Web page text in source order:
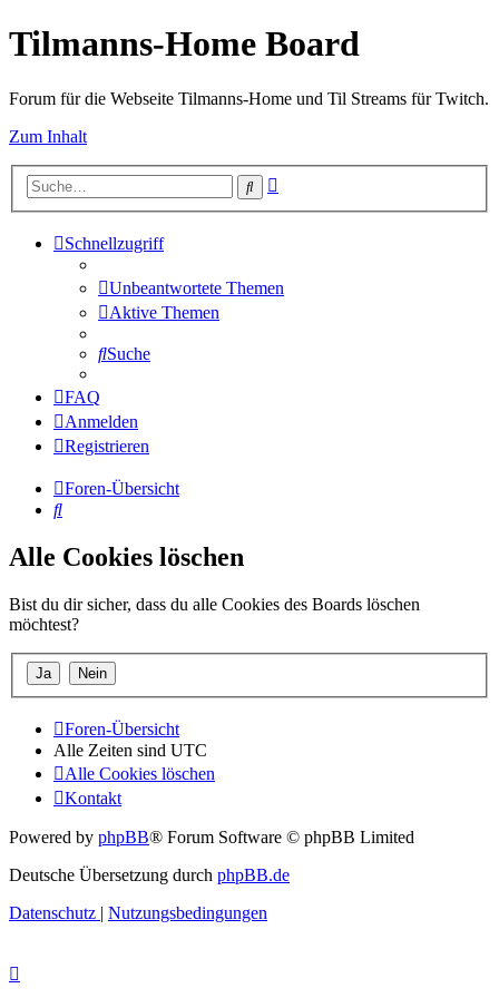
Tilmanns-Home Board
Forum für die Webseite Tilmanns-Home und Til Streams für Twitch.
Zum Inhalt
Suche
Schnellzugriff
Unbeantwortete Themen
Aktive Themen
Suche
FAQ
Anmelden
Registrieren
Foren-Übersicht
Suche
Alle Cookies löschen
Bist du dir sicher, dass du alle Cookies des Boards löschen
möchtest?
Foren-Übersicht
Alle Zeiten sind UTC
Alle Cookies löschen
Kontakt
Powered by phpBB® Forum Software © phpBB Limited
Deutsche Übersetzung durch phpBB.de
Datenschutz | Nutzungsbedingungen